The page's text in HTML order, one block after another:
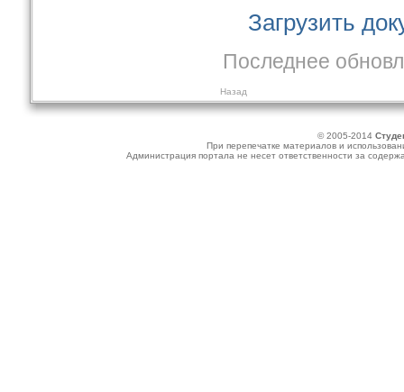
Загрузить
Последнее
Назад
© 2005-2014
При перепечатке материалов и
Администрация портала не несет ответственности за